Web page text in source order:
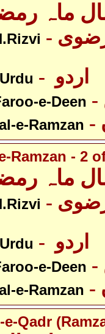
ماہ رمضان
Urdu
e-Deen
e-Ramzan
Ramzan - 2
ماہ رمضان
Urdu
e-Deen
e-Ramzan
Qadr